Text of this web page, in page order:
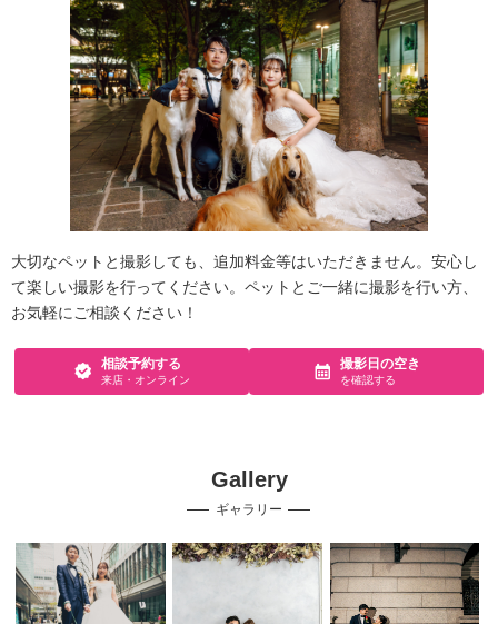
大切なペットと撮影しても、追加料金等はいただきません。安心し
て楽しい撮影を行ってください。ペットとご一緒に撮影を行い方、
お気軽にご相談ください！
相談予約する
来店・オンライン
撮影日の空き
を確認する
Gallery
ギャラリー